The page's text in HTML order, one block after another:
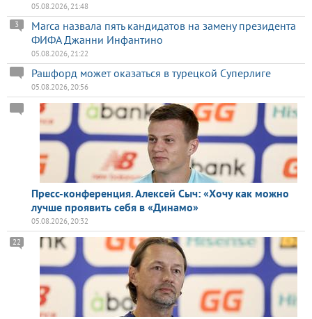
05.08.2026, 21:48
Marca назвала пять кандидатов на замену президента
ФИФА Джанни Инфантино
3
05.08.2026, 21:22
Рашфорд может оказаться в турецкой Суперлиге
05.08.2026, 20:56
Пресс-конференция. Алексей Сыч: «Хочу как можно
лучше проявить себя в «Динамо»
05.08.2026, 20:32
22